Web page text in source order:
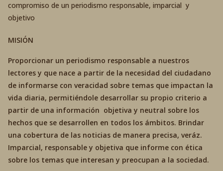
compromiso de un periodismo responsable, imparcial y
objetivo
MISIÓN
Proporcionar un periodismo responsable a nuestros
lectores y que nace a partir de la necesidad del ciudadano
de informarse con veracidad sobre temas que impactan la
vida diaria, permitiéndole desarrollar su propio criterio a
partir de una información objetiva y neutral sobre los
hechos que se desarrollen en todos los ámbitos. Brindar
una cobertura de las noticias de manera precisa, veráz.
Imparcial, responsable y objetiva que informe con ética
sobre los temas que interesan y preocupan a la sociedad.